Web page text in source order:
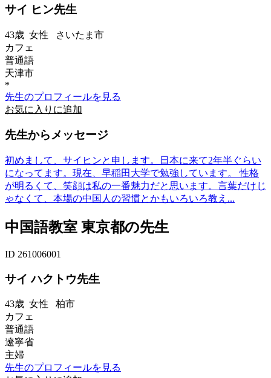
サイ ヒン先生
43歳 女性 さいたま市
カフェ
普通語
天津市
*
先生のプロフィールを見る
お気に入りに追加
先生からメッセージ
初めまして、サイヒンと申します。日本に来て2年半ぐらい
になってます。現在、早稲田大学で勉強しています。 性格
が明るくて、笑顔は私の一番魅力だと思います。言葉だけじ
ゃなくて、本場の中国人の習慣とかもいろいろ教え...
中国語教室 東京都の先生
ID 261006001
サイ ハクトウ先生
43歳 女性 柏市
カフェ
普通語
遼寧省
主婦
先生のプロフィールを見る